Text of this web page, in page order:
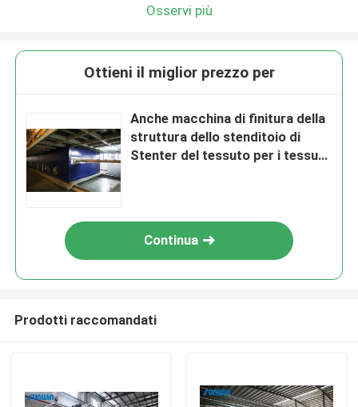
Osservi più
Ottieni il miglior prezzo per
Anche macchina di finitura della
struttura dello stenditoio di
Stenter del tessuto per i tessuti
Continua
Prodotti raccomandati